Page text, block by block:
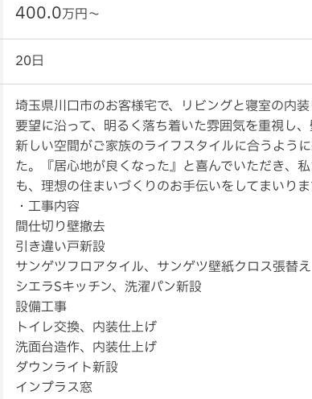
400.0万円〜
20日
埼玉県川口市のお客様宅で、リビングと寝室の内
要望に沿って、明るく落ち着いた雰囲気を重視し
新しい空間がご家族のライフスタイルに合うよう
た。『居心地が良くなった』と喜んでいただき、
も、理想の住まいづくりのお手伝いをしてまいりま
・工事内容
間仕切り壁撤去
引き違い戸新設
サンゲツフロアタイル、サンゲツ壁紙クロス張替え
シエラSキッチン、洗濯パン新設
設備工事
トイレ交換、内装仕上げ
洗面台造作、内装仕上げ
ダウンライト新設
インプラス窓